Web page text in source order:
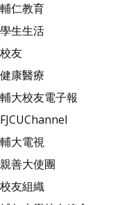
輔仁教育
學生生活
校友
健康醫療
輔大校友電子報
FJCUChannel
輔大電視
親善大使團
校友組織